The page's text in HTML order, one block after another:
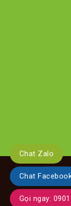
Chat Zalo
Chat
Gọi ngay: